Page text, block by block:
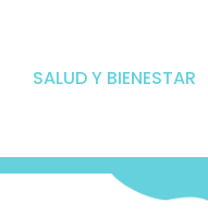
SALUD Y BIENESTAR